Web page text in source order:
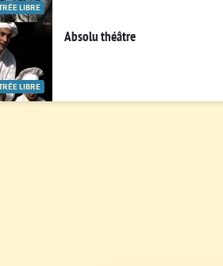
LIBRE
LIBRE
Absolu théâtre